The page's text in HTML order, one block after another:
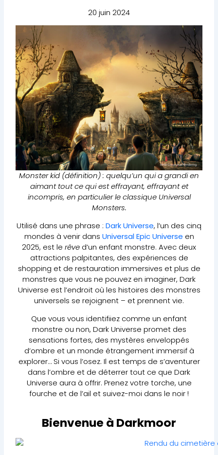
20 juin 2024
Monster kid (définition) : quelqu’un qui a grandi en
aimant tout ce qui est effrayant, effrayant et
incompris, en particulier le classique Universal
Monsters.
Utilisé dans une phrase : Dark Universe, l’un des cinq
mondes à venir dans Universal Epic Universe en
2025, est le rêve d’un enfant monstre. Avec deux
attractions palpitantes, des expériences de
shopping et de restauration immersives et plus de
monstres que vous ne pouvez en imaginer, Dark
Universe est l’endroit où les histoires des monstres
universels se rejoignent – et prennent vie.
Que vous vous identifiiez comme un enfant
monstre ou non, Dark Universe promet des
sensations fortes, des mystères enveloppés
d’ombre et un monde étrangement immersif à
explorer… Si vous l’osez. Il est temps de s’aventurer
dans l’ombre et de déterrer tout ce que Dark
Universe aura à offrir. Prenez votre torche, une
fourche et de l’ail et suivez-moi dans le noir !
Bienvenue à Darkmoor